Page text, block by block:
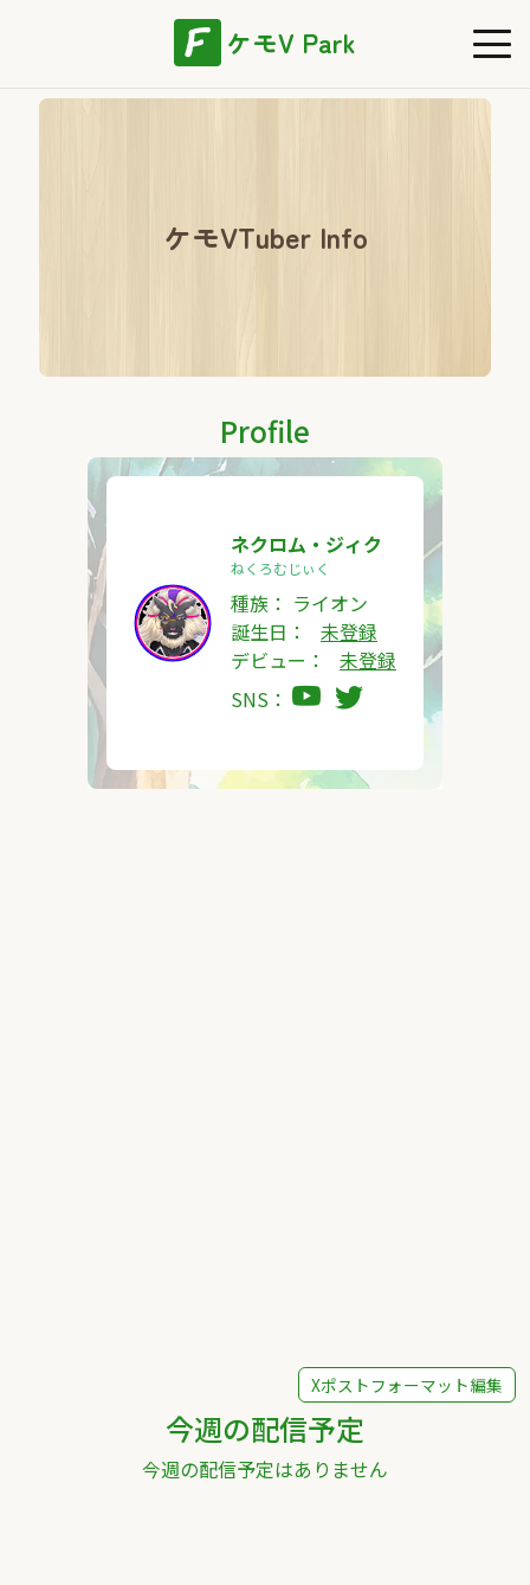
ケモV Park
ケモVTuber Info
Profile
ネクロム・ジィク
ねくろむじぃく
種族： ライオン
誕生日：
未登録
デビュー：
未登録
SNS：
Xポストフォーマット編集
今週の配信予定
今週の配信予定はありません